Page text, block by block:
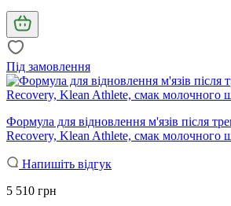
Під замовлення
Формула для відновлення м'язів після
Recovery, Klean Athlete, смак молочного
Напишіть відгук
5 510 грн